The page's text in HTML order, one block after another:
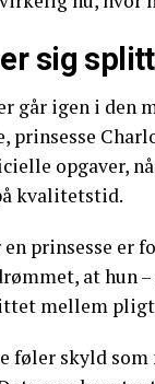
sig
går igen i den
prinsesse
opgaver,
kvalitetstid.
en prinsesse er
at hun –
mellem
føler skyld